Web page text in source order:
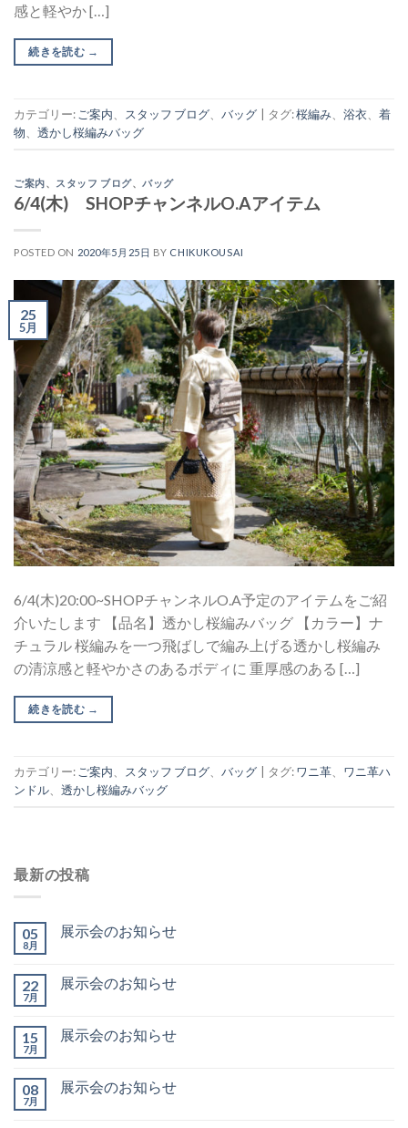
感と軽やか […]
続きを読む →
カテゴリー: ご案内 スタッフ ブログ バッグ タグ:桜編み 浴衣
着
物
透かし桜編みバッグ
ご案内、 スタッフ ブログ、バッグ
6/4(木) SHOPチャンネルO.Aアイテム
POSTED ON 2020年5月25日 BY CHIKUKOUSAI
25
5月
6/4(木)20:00~SHOPチャンネルO.A予定のアイテムをご紹
介いたします 【品名】透かし桜編みバッグ 【カラー】ナ
チュラル 桜編みを一つ飛ばしで編み上げる透かし桜編み
の清涼感と軽やかさのあるボディに 重厚感のある […]
続きを読む →
カテゴリー:ご案内、 スタッフ ブログ、 バッグ タグ:ワニ革、 ワニ革ハ
ンドル、 透かし桜編みバッグ
最新の投稿
05
8月
展示会のお知らせ
22
7月
展示会のお知らせ
15
7月
展示会のお知らせ
08
7月
展示会のお知らせ